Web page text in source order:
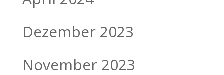
Dezember 2023
November 2023